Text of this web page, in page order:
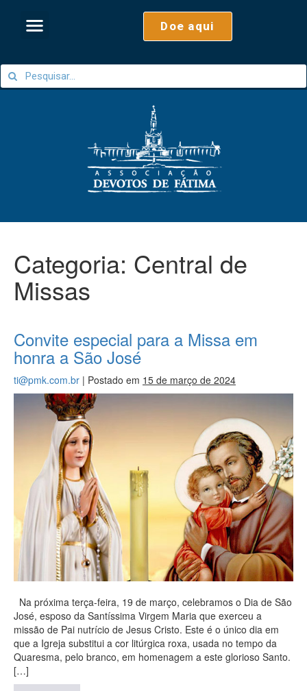
Doe aqui
Categoria: Central de
Missas
Convite especial para a Missa em
honra a São José
ti@pmk.com.br | Postado em 15 de março de 2024
Na próxima terça-feira, 19 de março, celebramos o Dia de São
José, esposo da Santíssima Virgem Maria que exerceu a
missão de Pai nutrício de Jesus Cristo. Este é o único dia em
que a Igreja substitui a cor litúrgica roxa, usada no tempo da
Quaresma, pelo branco, em homenagem a este glorioso Santo.
[…]